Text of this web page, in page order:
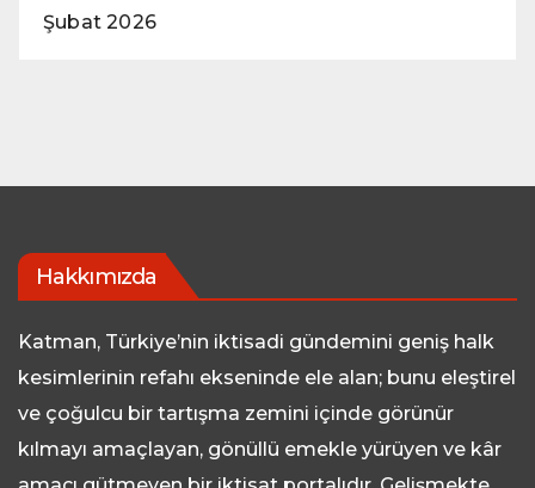
Şubat 2026
Hakkımızda
Katman, Türkiye’nin iktisadi gündemini geniş halk
kesimlerinin refahı ekseninde ele alan; bunu eleştirel
ve çoğulcu bir tartışma zemini içinde görünür
kılmayı amaçlayan, gönüllü emekle yürüyen ve kâr